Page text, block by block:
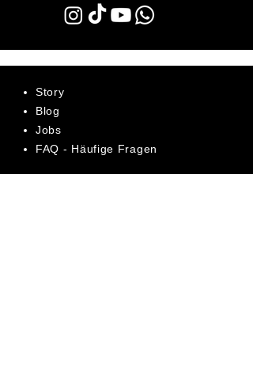
Story
Blog
Jobs
FAQ - Häufige Fragen